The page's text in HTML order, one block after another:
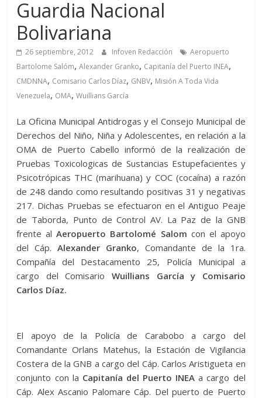
Guardia Nacional
Bolivariana
26 septiembre, 2012 Infoven Redacción
Aeropuerto
Bartolome Salóm,Alexander Granko, Capitanía del Puerto INEA,
CMDNNA, Comisario Carlos Díaz, GNBV, Misión A Toda Vida
Venezuela, OMA,Wuillians García
La Oficina Municipal Antidrogas y el Consejo Municipal de
Derechos del Niño, Niña y Adolescentes, en relación a la
OMA de Puerto Cabello informó de la realización de
Pruebas Toxicologicas de Sustancias Estupefacientes y
Psicotrópicas THC (marihuana) y COC (cocaína) a razón
de 248 dando como resultando positivas 31 y negativas
217. Dichas Pruebas se efectuaron en el Antiguo Peaje
de Taborda, Punto de Control AV. La Paz de la GNB
frente alAeropuerto Bartolomé Salom con el apoyo
del Cáp.Alexander Granko, Comandante de la 1ra.
Compañía del Destacamento 25, Policía Municipal a
cargo del Comisario Wuillians García y Comisario
Carlos Díaz.
El apoyo de la Policía de Carabobo a cargo del
Comandante Orlans Matehus, la Estación de Vigilancia
Costera de la GNB a cargo del Cáp. Carlos Aristigueta en
conjunto con la Capitanía del Puerto INEA a cargo del
Cáp. Alex Ascanio Palomare Cáp. Del puerto de Puerto